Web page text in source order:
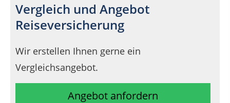
Vergleich und Angebot
Reiseversicherung
Wir erstellen Ihnen gerne ein
Vergleichsangebot.
Angebot anfordern